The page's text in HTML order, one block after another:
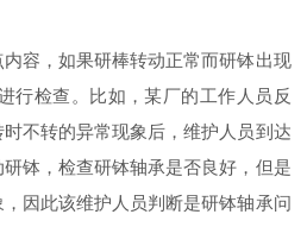
，如果研棒转动正常而研钵出现
行检查。比如，某厂的工作人员反
不转的异常现象后，维护人员到达
钵，检查研钵轴承是否良好，但是
因此该维护人员判断是研钵轴承问